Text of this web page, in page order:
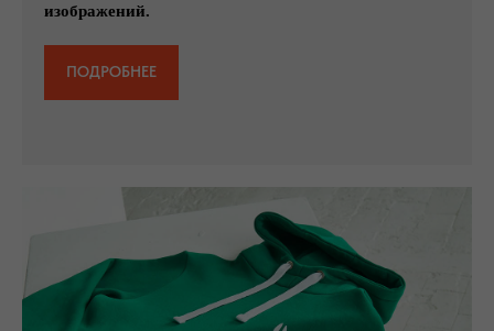
изображений.
ПОДРОБНЕЕ